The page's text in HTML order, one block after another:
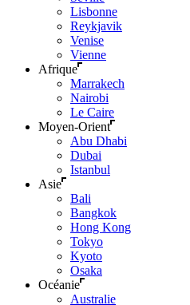
Lisbonne
Reykjavik
Venise
Vienne
Afrique
Marrakech
Nairobi
Le Caire
Moyen-Orient
Abu Dhabi
Dubai
Istanbul
Asie
Bali
Bangkok
Hong Kong
Tokyo
Kyoto
Osaka
Océanie
Australie